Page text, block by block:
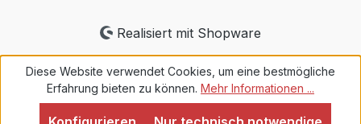
Realisiert mit Shopware
Diese Website verwendet Cookies, um eine bestmögliche
Erfahrung bieten zu können. Mehr Informationen ...